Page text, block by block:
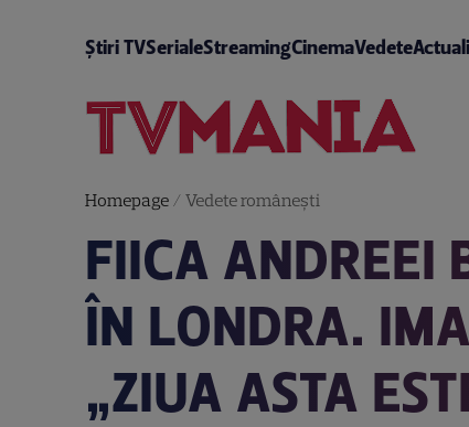
Știri TVSerialeStreamingCinemaVedete
Homepage/ Vedete româneşti
FIICA ANDREEI
ÎN LONDRA.
„ZIUA ASTA